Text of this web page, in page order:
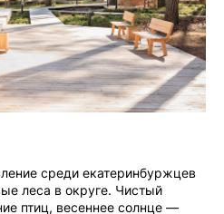
среди екатеринбуржцев
леса в округе. Чистый
птиц, весеннее солнце —